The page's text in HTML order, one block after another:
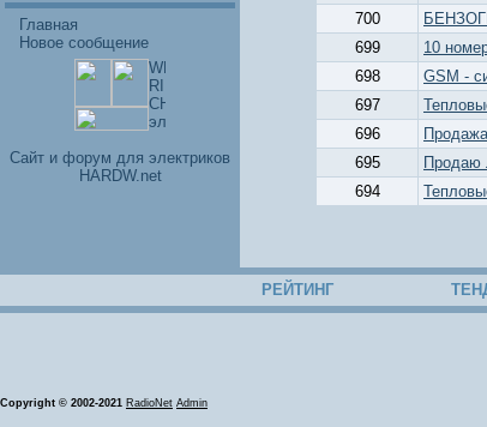
Главная
Новое сообщение
Cайт и форум для электриков
HARDW.net
700
699
10
698
GSM -
697
696
695
Продаю
694
РЕЙТИНГ
Copyright © 2002-2021 RadioNet Admin